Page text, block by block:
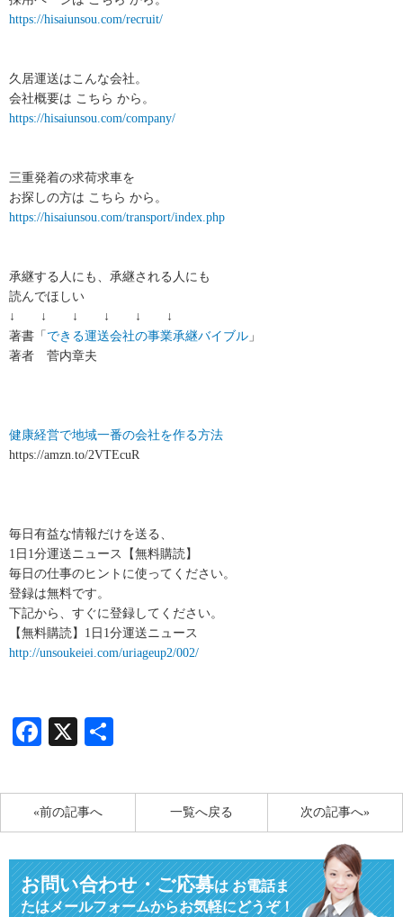
https://hisaiunsou.com/recruit/
久居運送はこんな会社。
会社概要は こちら から。
https://hisaiunsou.com/company/
三重発着の求荷求車を
お探しの方は こちら から。
https://hisaiunsou.com/transport/index.php
承継する人にも、承継される人にも
読んでほしい
↓ ↓ ↓ ↓ ↓ ↓
著書「 できる運送会社の事業承継バイブル 」
著者 菅内章夫
健康経営で地域一番の会社を作る方法
https://amzn.to/2VTEcuR
毎日有益な情報だけを送る、
1日1分運送ニュース【無料購読】
毎日の仕事のヒントに使ってください。
登録は無料です。
下記から、すぐに登録してください。
【無料購読】1日1分運送ニュース
http://unsoukeiei.com/uriageup2/002/
Facebook
X
«前の記事へ 次の記事へ»
一覧へ戻る
お問い合わせ・ご応募はお電話ま
たはメールフォームからお気軽にどうぞ！